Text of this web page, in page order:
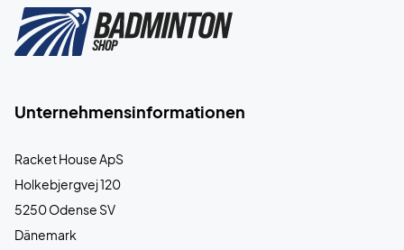
Unternehmensinformationen
Racket House ApS
Holkebjergvej 120
5250 Odense SV
Dänemark